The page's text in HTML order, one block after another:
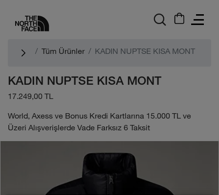
Tüm Ürünler KADIN NUPTSE KISA MONT
KADIN NUPTSE KISA MONT
17.249,00 TL
World, Axess ve Bonus Kredi Kartlarına 15.000 TL ve
Üzeri Alışverişlerde Vade Farksız 6 Taksit